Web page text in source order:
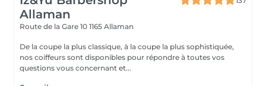
Allaman
Route de la Gare 10 1165 Allaman
De la coupe la plus classique, à la coupe la plus sophistiquée,
nos coiffeurs sont disponibles pour répondre à toutes vos
questions vous concernant et...